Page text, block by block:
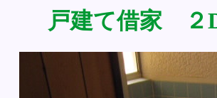
戸建て借家